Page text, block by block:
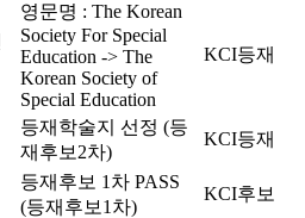
영문명 : The Korean
Society For Special
Education -> The
Korean Society of
Special Education
KCI등재
등재학술지 선정 (등
재후보2차)
KCI등재
등재후보 1차 PASS
(등재후보1차)
KCI후보